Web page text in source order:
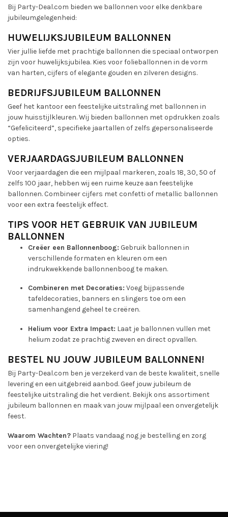
Bij Party-Deal.com bieden we ballonnen voor elke denkbare
jubileumgelegenheid:
HUWELIJKSJUBILEUM BALLONNEN
Vier jullie liefde met prachtige ballonnen die speciaal ontworpen
zijn voor huwelijksjubilea. Kies voor folieballonnen in de vorm
van harten, cijfers of elegante gouden en zilveren designs.
BEDRIJFSJUBILEUM BALLONNEN
Geef het kantoor een feestelijke uitstraling met ballonnen in
jouw huisstijlkleuren. Wij bieden ballonnen met opdrukken zoals
“Gefeliciteerd”, specifieke jaartallen of zelfs gepersonaliseerde
opties.
VERJAARDAGSJUBILEUM BALLONNEN
Voor verjaardagen die een mijlpaal markeren, zoals 18, 30, 50 of
zelfs 100 jaar, hebben wij een ruime keuze aan feestelijke
ballonnen. Combineer cijfers met confetti of metallic ballonnen
voor een extra feestelijk effect.
TIPS VOOR HET GEBRUIK VAN JUBILEUM
BALLONNEN
Creëer een Ballonnenboog: Gebruik ballonnen in
verschillende formaten en kleuren om een
indrukwekkende ballonnenboog te maken.
Combineren met Decoraties: Voeg bijpassende
tafeldecoraties, banners en slingers toe om een
samenhangend geheel te creëren.
Helium voor Extra Impact: Laat je ballonnen vullen met
helium zodat ze prachtig zweven en direct opvallen.
BESTEL NU JOUW JUBILEUM BALLONNEN!
Bij Party-Deal.com ben je verzekerd van de beste kwaliteit, snelle
levering en een uitgebreid aanbod. Geef jouw jubileum de
feestelijke uitstraling die het verdient. Bekijk ons assortiment
jubileum ballonnen en maak van jouw mijlpaal een onvergetelijk
feest.
Waarom Wachten? Plaats vandaag nog je bestelling en zorg
voor een onvergetelijke viering!